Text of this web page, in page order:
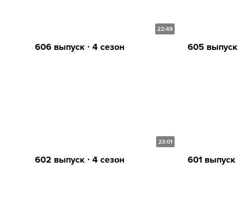
22:49
606 выпуск ∙ 4 сезон 605 выпуск
23:01
602 выпуск ∙ 4 сезон 601 выпуск